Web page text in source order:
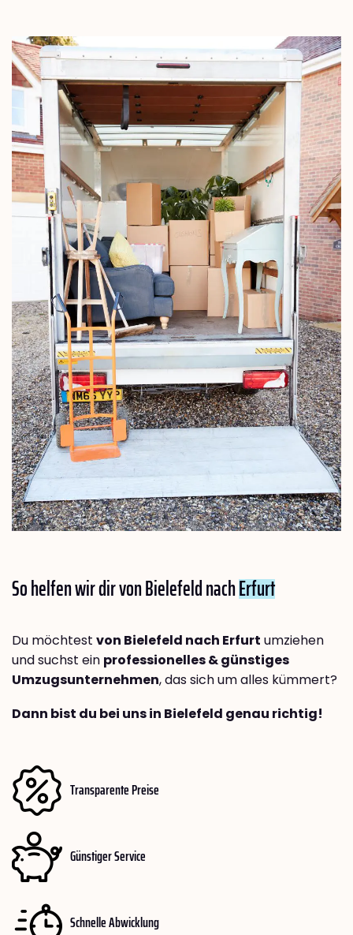
So helfen wir dir von Bielefeld nachErfurt
Du möchtest von Bielefeld nach Erfurt umziehen
und suchst ein professionelles & günstiges
Umzugsunternehmen, das sich um alles kümmert?
Dann bist du bei uns in Bielefeld genau richtig!
Transparente Preise
Günstiger Service
Schnelle Abwicklung